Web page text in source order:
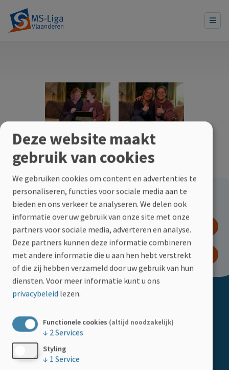
Deel dit FacebookLinkedinTwitter
Hoe kan jij helpen?
DOE EEN GIFT
WORD LID
Boemerangstraat 4, 3900 Pelt
Kalender
Deze website maakt
gebruik van cookies
We gebruiken cookies om content en advertenties te
personaliseren, functies voor sociale media aan te
bieden en ons verkeer te analyseren. We delen ook
informatie over uw gebruik van onze site met onze
partners voor sociale media, adverteren en analyse.
Deze partners kunnen deze informatie combineren
met andere informatie die u aan hen hebt verstrekt
of die zij hebben verzameld door uw gebruik van hun
diensten. Voor meer informatie kunt u ons
privacybeleid lezen.
Functionele cookies (altijd noodzakelijk)
↓ 2Services
Styling
↓ 1 Service